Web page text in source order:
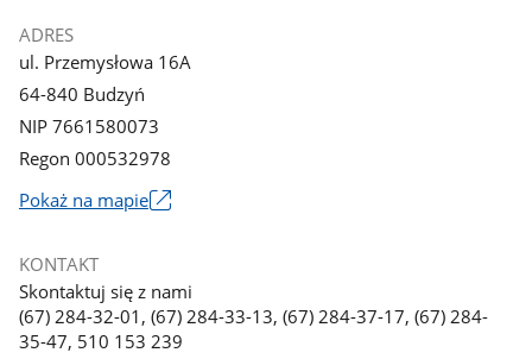
ADRES
ul. Przemysłowa 16A
64-840 Budzyń
NIP 7661580073
Regon 000532978
Pokaż na mapieLink
nowym
oknie
KONTAKT
Skontaktuj się z nami
(67) 284-32-01, (67) 284-33-13, (67) 284-37-17, (67) 284-
35-47, 510 153 239